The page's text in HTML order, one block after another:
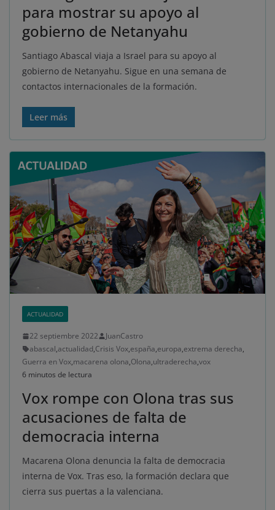
para mostrar su apoyo al
gobierno de Netanyahu
Santiago Abascal viaja a Israel para su apoyo al
gobierno de Netanyahu. Sigue en una semana de
contactos internacionales de la formación.
Leer más
ACTUALIDAD
22 septiembre 2022
JuanCastro
abascal,actualidad,Crisis Vox,españa,europa,extrema derecha,
Guerra en Vox,macarena olona,Olona,ultraderecha,vox
6 minutos de lectura
Vox rompe con Olona tras sus
acusaciones de falta de
democracia interna
Macarena Olona denuncia la falta de democracia
interna de Vox. Tras eso, la formación declara que
cierra sus puertas a la valenciana.